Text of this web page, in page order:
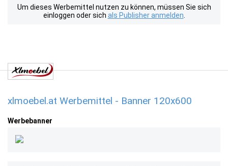
Um dieses Werbemittel nutzen zu können, müssen Sie sich
einloggen oder sich als Publisher anmelden
xlmoebel.at Werbemittel - Banner 120x600
Werbebanner